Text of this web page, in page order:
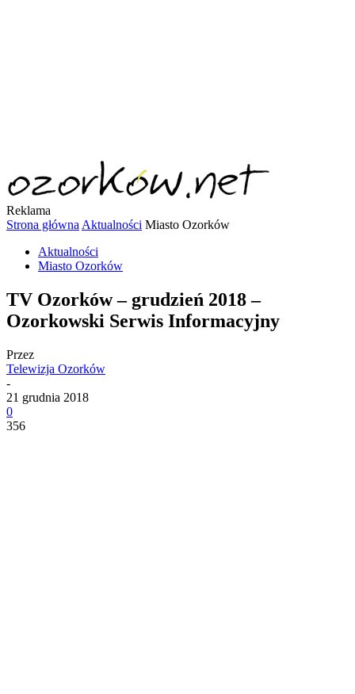
Reklama
Strona główna Aktualności Miasto Ozorków
Aktualności
Miasto Ozorków
TV Ozorków – grudzień 2018 –
Ozorkowski Serwis Informacyjny
Przez
Telewizja Ozorków
-
21 grudnia 2018
0
356